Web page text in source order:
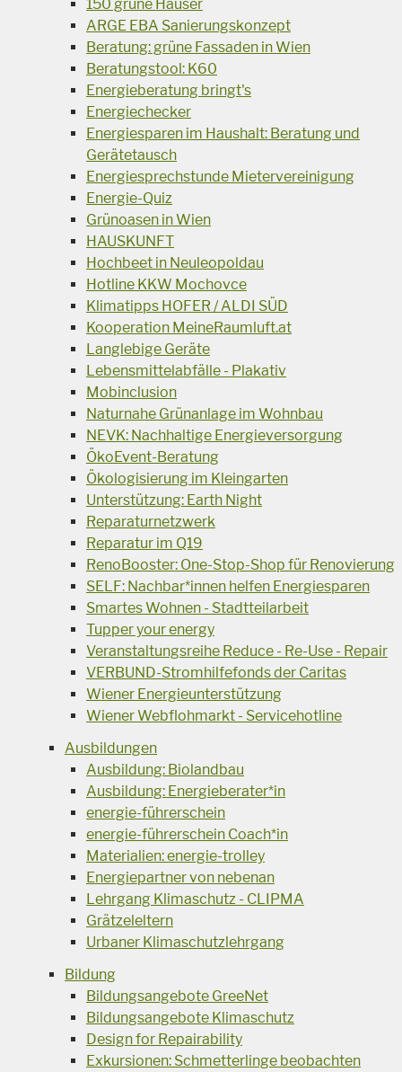
150 grüne Häuser
ARGE EBA Sanierungskonzept
Beratung: grüne Fassaden in Wien
Beratungstool: K60
Energieberatung bringt's
Energiechecker
Energiesparen im Haushalt: Beratung und
Gerätetausch
Energiesprechstunde Mietervereinigung
Energie-Quiz
Grünoasen in Wien
HAUSKUNFT
Hochbeet in Neuleopoldau
Hotline KKW Mochovce
Klimatipps HOFER / ALDI SÜD
Kooperation MeineRaumluft.at
Langlebige Geräte
Lebensmittelabfälle - Plakativ
Mobinclusion
Naturnahe Grünanlage im Wohnbau
NEVK: Nachhaltige Energieversorgung
ÖkoEvent-Beratung
Ökologisierung im Kleingarten
Unterstützung: Earth Night
Reparaturnetzwerk
Reparatur im Q19
RenoBooster: One-Stop-Shop für Renovierung
SELF: Nachbar*innen helfen Energiesparen
Smartes Wohnen - Stadtteilarbeit
Tupper your energy
Veranstaltungsreihe Reduce - Re-Use - Repair
VERBUND-Stromhilfefonds der Caritas
Wiener Energieunterstützung
Wiener Webflohmarkt - Servicehotline
Ausbildungen
Ausbildung: Biolandbau
Ausbildung: Energieberater*in
energie-führerschein
energie-führerschein Coach*in
Materialien: energie-trolley
Energiepartner von nebenan
Lehrgang Klimaschutz - CLIPMA
Grätzeleltern
Urbaner Klimaschutzlehrgang
Bildung
Bildungsangebote GreeNet
Bildungsangebote Klimaschutz
Design for Repairability
Exkursionen: Schmetterlinge beobachten